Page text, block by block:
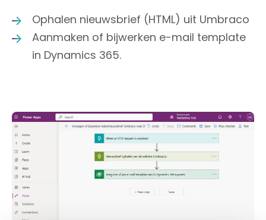
Ophalen nieuwsbrief (HTML) uit Umbraco
Aanmaken of bijwerken e-mail template
in Dynamics 365.